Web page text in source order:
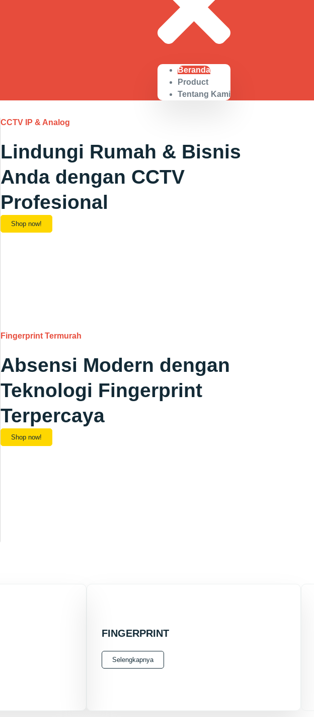
Beranda
Product
Tentang Kami
CCTV IP & Analog
Lindungi Rumah & Bisnis
Anda dengan CCTV
Profesional
Shop now!
Fingerprint Termurah
Absensi Modern dengan
Teknologi Fingerprint
Terpercaya
Shop now!
FINGERPRINT
Selengkapnya